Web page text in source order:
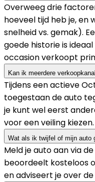
Overweeg drie
hoeveel tijd heb je, en
snelheid vs. gemak).
goede historie is
occasion verkoopt
Kan ik meerdere
Tijdens een actieve
toegestaan de auto
je kunt wel eerst
voor een veiling kiezen.
Wat als ik twijfel of mijn auto
Meld je auto aan via
beoordeelt kosteloos
en adviseert je over